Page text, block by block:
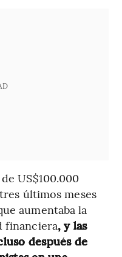
US$100.000
últimos meses
aumentaba la
financiera, y las
después de